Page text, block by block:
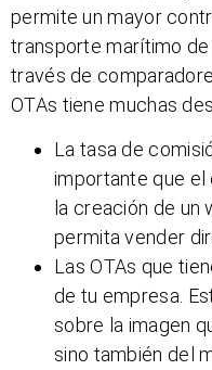
permite un mayor
transporte marítimo
través de
OTAs tiene muchas
La tasa de
importante que
la creación de un
permita vender
Las OTAs que
de tu empresa.
sobre la imagen
sino también del